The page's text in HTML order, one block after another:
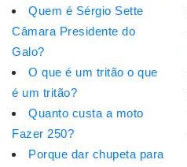
Quem é Sérgio Sette
Câmara Presidente do
Galo?
O que é um tritão o que
é um tritão?
Quanto custa a moto
Fazer 250?
Porque dar chupeta para